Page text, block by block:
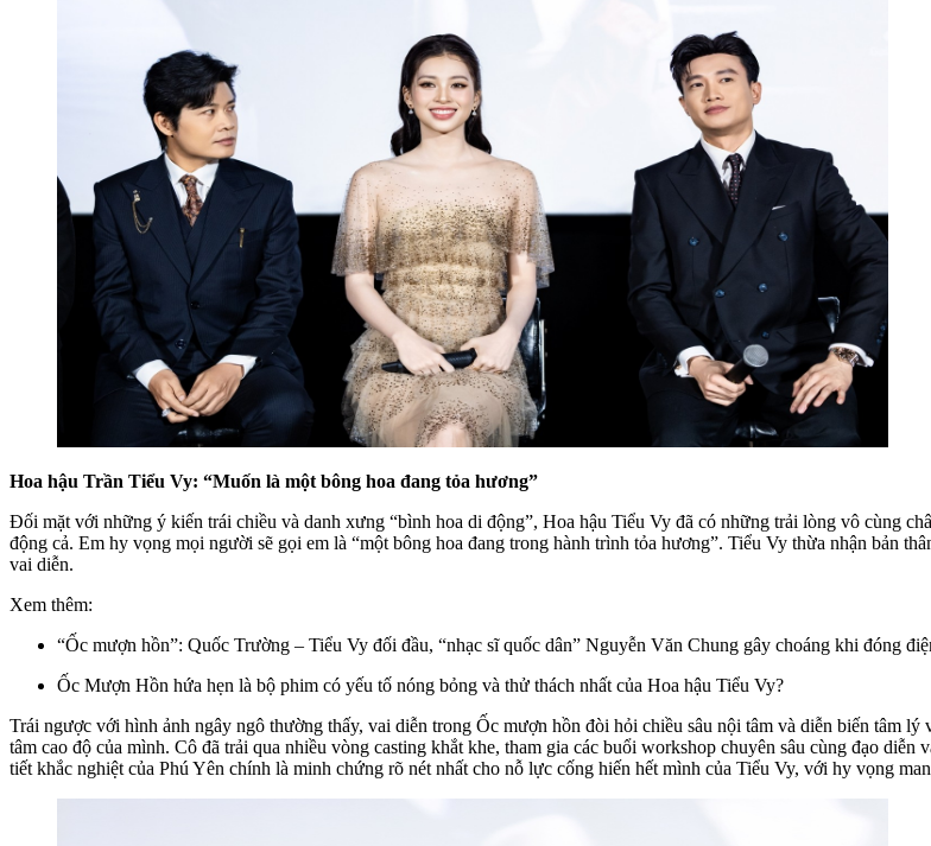
Hoa hậu Trần Tiểu Vy: “Muốn là một bông hoa đang tỏa hương”
Đối mặt với những ý kiến trái chiều và danh xưng “bình hoa di động”, Hoa hậu Tiểu Vy đã có những trải lòng vô cùng
động cả. Em hy vọng mọi người sẽ gọi em là “một bông hoa đang trong hành trình tỏa hương”. Tiểu Vy thừa nhận bản
vai diễn.
Xem thêm:
“Ốc mượn hồn”: Quốc Trường – Tiểu Vy đối đầu, “nhạc sĩ quốc dân” Nguyễn Văn Chung gây choáng khi đóng
Ốc Mượn Hồn hứa hẹn là bộ phim có yếu tố nóng bỏng và thử thách nhất của Hoa hậu Tiểu Vy?
Trái ngược với hình ảnh ngây ngô thường thấy, vai diễn trong Ốc mượn hồn đòi hỏi chiều sâu nội tâm và diễn biến tâm
tâm cao độ của mình. Cô đã trải qua nhiều vòng casting khắt khe, tham gia các buổi workshop chuyên sâu cùng đạo
tiết khắc nghiệt của Phú Yên chính là minh chứng rõ nét nhất cho nỗ lực cống hiến hết mình của Tiểu Vy, với hy vọng